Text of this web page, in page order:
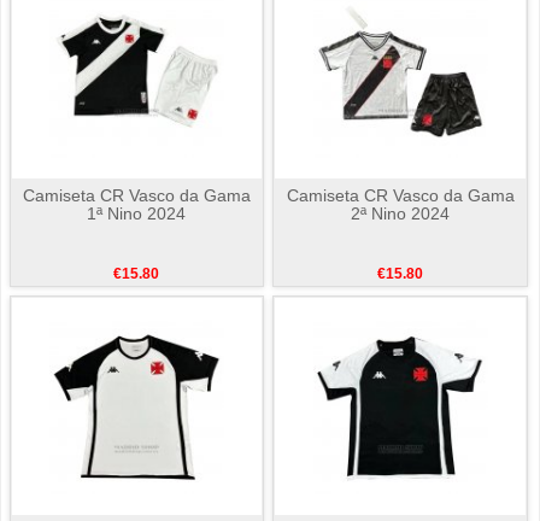
Camiseta CR Vasco da Gama
1ª Nino 2024
€15.80
Camiseta CR Vasco da Gama
2ª Nino 2024
€15.80